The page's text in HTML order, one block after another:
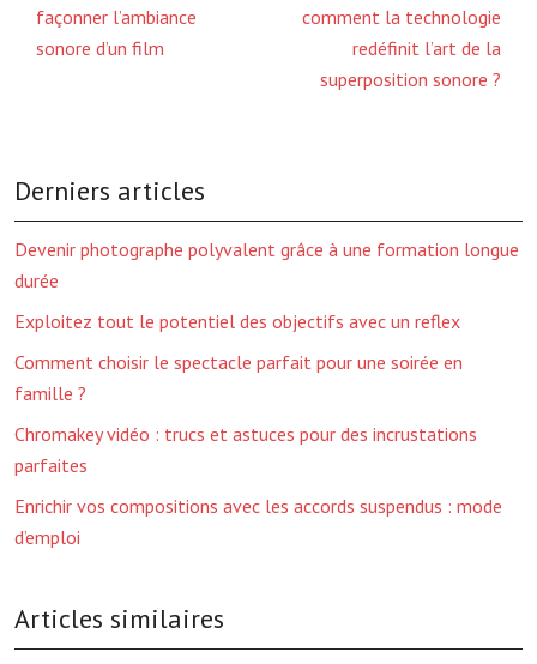
façonner l’ambiance
sonore d’un film
comment la technologie
redéfinit l’art de la
superposition sonore ?
Derniers articles
Devenir photographe polyvalent grâce à une formation longue
durée
Exploitez tout le potentiel des objectifs avec un reflex
Comment choisir le spectacle parfait pour une soirée en
famille ?
Chromakey vidéo : trucs et astuces pour des incrustations
parfaites
Enrichir vos compositions avec les accords suspendus : mode
d’emploi
Articles similaires